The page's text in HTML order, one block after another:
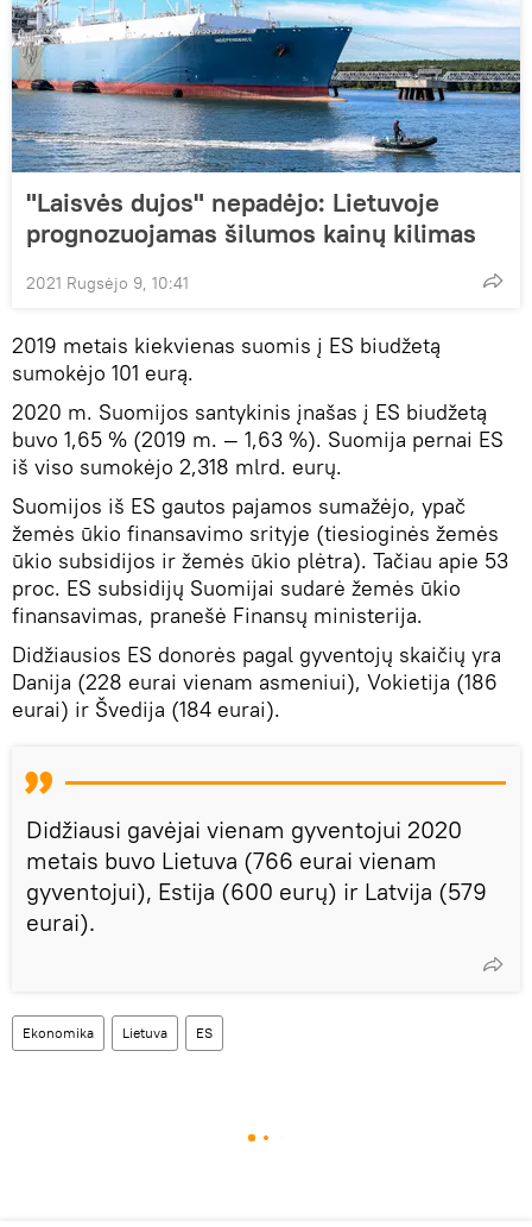
"Laisvės dujos" nepadėjo: Lietuvoje
prognozuojamas šilumos kainų kilimas
2021 Rugsėjo 9, 10:41
2019 metais kiekvienas suomis į ES biudžetą
sumokėjo 101 eurą.
2020 m. Suomijos santykinis įnašas į ES biudžetą
buvo 1,65 % (2019 m. — 1,63 %). Suomija pernai ES
iš viso sumokėjo 2,318 mlrd. eurų.
Suomijos iš ES gautos pajamos sumažėjo, ypač
žemės ūkio finansavimo srityje (tiesioginės žemės
ūkio subsidijos ir žemės ūkio plėtra). Tačiau apie 53
proc. ES subsidijų Suomijai sudarė žemės ūkio
finansavimas, pranešė Finansų ministerija.
Didžiausios ES donorės pagal gyventojų skaičių yra
Danija (228 eurai vienam asmeniui), Vokietija (186
eurai) ir Švedija (184 eurai).
Didžiausi gavėjai vienam gyventojui 2020
metais buvo Lietuva (766 eurai vienam
gyventojui), Estija (600 eurų) ir Latvija (579
eurai).
Ekonomika Lietuva ES